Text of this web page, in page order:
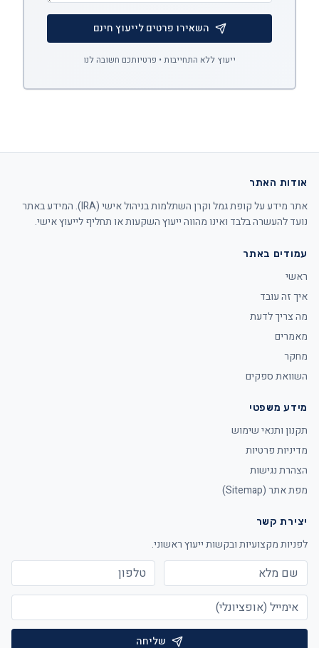
השאירו פרטים לייעוץ חינם
ייעוץ ללא התחייבות • פרטיותכם חשובה לנו
אודות האתר
אתר מידע על קופת גמל וקרן השתלמות בניהול אישי (IRA). המידע באתר
נועד להעשרה בלבד ואינו מהווה ייעוץ השקעות או תחליף לייעוץ אישי.
עמודים באתר
ראשי
איך זה עובד
מה צריך לדעת
מאמרים
מחקר
השוואת ספקים
מידע משפטי
תקנון ותנאי שימוש
מדיניות פרטיות
הצהרת נגישות
מפת אתר (Sitemap)
יצירת קשר
לפניות מקצועיות ובקשות ייעוץ ראשוני.
שליחה